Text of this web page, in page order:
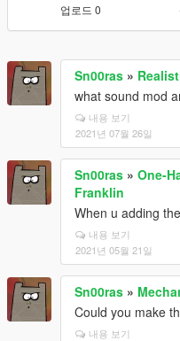
업로드 0
Sn00ras »
what sound mod
내용 보기
2021년 07월 26일
Sn00ras » One-
Franklin
When u adding
내용 보기
2021년 05월 21일
Sn00ras »
Could you make
내용 보기